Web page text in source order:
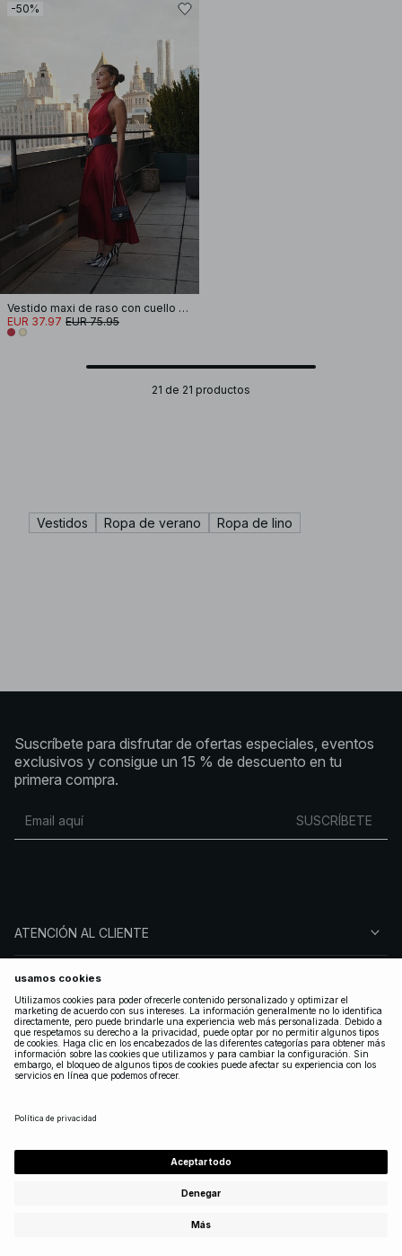
-50%
Vestido maxi de raso con cuello halter
EUR 37.97 EUR 75.95
21 de 21 productos
Vestidos Ropa de verano Ropa de lino
Suscríbete para disfrutar de ofertas especiales, eventos
exclusivos y consigue un 15 % de descuento en tu
primera compra.
SUSCRÍBETE
ATENCIÓN AL CLIENTE
SOBRE NA-KD
SÍGUENOS
LEGAL